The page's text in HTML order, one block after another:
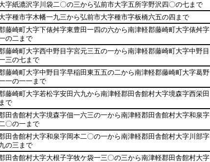
字紙漉沢字川袋二〇の三から弘前市大字五所字野沢四〇の七まで
字種市字木幡一九三から弘前市大字種市字板橋六五の四まで
藤崎町大字下俵舛字東豊田一四の六から南津軽郡藤崎町大字俵舛字
の二まで
藤崎町大字西中野目字宮元三五の一から南津軽郡藤崎町大字中野目
三の七まで
藤崎町大字中野目字早稲田東五五の二から南津軽郡藤崎町大字葛野
一の一一まで
藤崎町大字若松字安田六九から南津軽郡田舎館村大字境森字西栄田
で
田舎館村大字境森字佃一六三の一から南津軽郡田舎館村大字和泉字
〇の一まで
田舎館村大字和泉字岡本二〇の一から南津軽郡田舎館村大字川部字
の三まで
田舎館村大字大根子字牧ケ袋一三〇の三から南津軽郡田舎館村大字